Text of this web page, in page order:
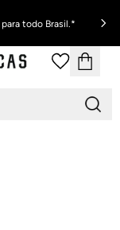
todo Brasil.*